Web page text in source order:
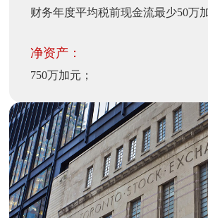
财务年度平均税前现金流最少50万
净资产：
750万加元；
股票发行量：
持有至少100万加元市值的股票；
其他要求：
能够提供符合国际会计准则的三年